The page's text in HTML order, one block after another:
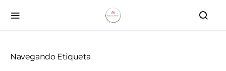
Navegando Etiqueta